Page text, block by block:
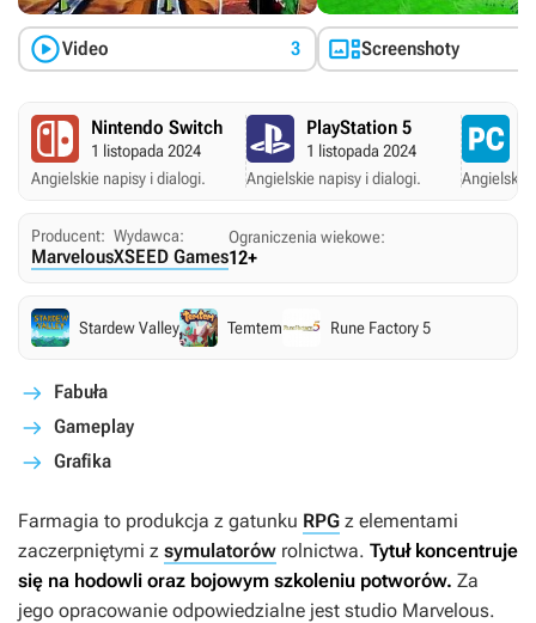
Video 3 Screenshoty
Nintendo Switch
1 listopada 2024
Angielskie napisy i dialogi.
PlayStation 5
1 listopada 2024
Angielskie napisy i dialogi.
Angielskie
Producent:
Marvelous
Wydawca:
XSEED Games
Ograniczenia wiekowe:
12+
Stardew Valley Temtem Rune Factory 5
Fabuła
Gameplay
Grafika
Farmagia to produkcja z gatunku RPG z elementami
zaczerpniętymi z symulatorów rolnictwa. Tytuł koncentruje
się na hodowli oraz bojowym szkoleniu potworów. Za
jego opracowanie odpowiedzialne jest studio Marvelous.